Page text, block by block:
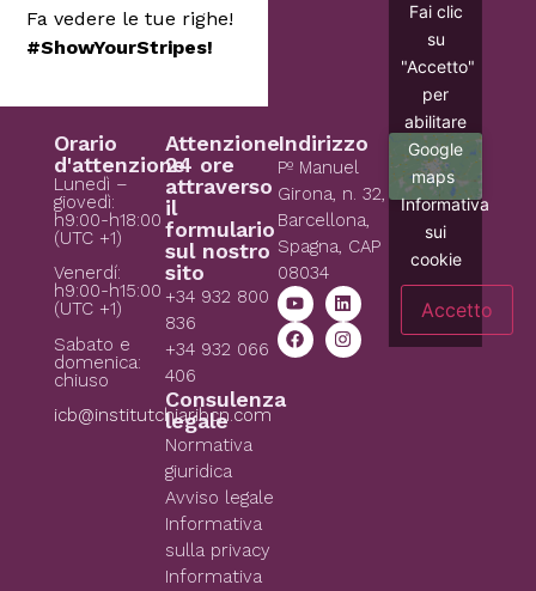
Fa vedere le tue righe!
#ShowYourStripes!
Orario
d'attenzione
Lunedì –
giovedì:
h9:00-h18:00
(UTC +1)
Venerdí:
h9:00-h15:00
(UTC +1)
Sabato e
domenica:
chiuso
icb@institutchiaribcn.com
Attenzione
24 ore
attraverso
il
formulario
sul nostro
sito
+34 932 800
836
+34 932 066
406
Consulenza
legale
Normativa
giuridica
Avviso legale
Informativa
sulla privacy
Informativa
Indirizzo
Pº Manuel
Girona, n. 32,
Barcellona,
Spagna, CAP
08034
Fai clic
su
"Accetto"
per
abilitare
Google
maps
Informativa
sui
cookie
Accetto